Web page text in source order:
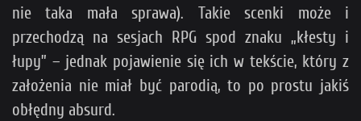
nie taka mała sprawa). Takie scenki może i
przechodzą na sesjach RPG spod znaku „kłesty i
łupy” – jednak pojawienie się ich w tekście, który z
założenia nie miał być parodią, to po prostu jakiś
obłędny absurd.